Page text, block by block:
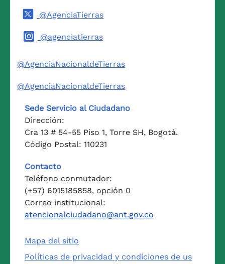
@AgenciaTierras
@agenciatierras
@AgenciaNacionaldeTierras
@AgenciaNacionaldeTierras
Sede Servicio al Ciudadano
Dirección:
Cra 13 # 54-55 Piso 1, Torre SH, Bogotá.
Código Postal: 110231
Contacto
Teléfono conmutador:
(+57) 6015185858, opción 0
Correo institucional:
atencionalciudadano@ant.gov.co
Mapa del sitio
Políticas de privacidad y condiciones de us